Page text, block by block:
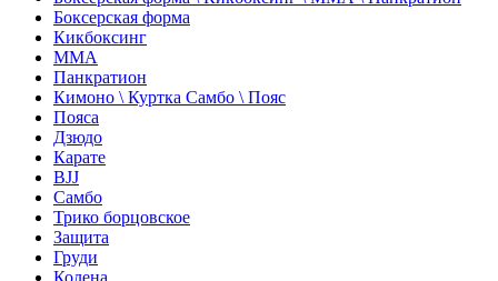
Боксерская форма
Кикбоксинг
ММА
Панкратион
Кимоно \ Куртка Самбо \ Пояс
Пояса
Дзюдо
Карате
BJJ
Самбо
Трико борцовское
Защита
Груди
Колена